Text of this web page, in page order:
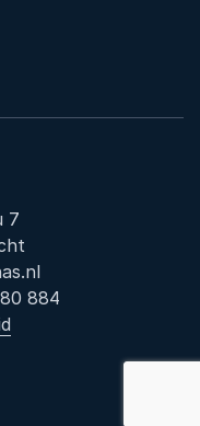
7
884